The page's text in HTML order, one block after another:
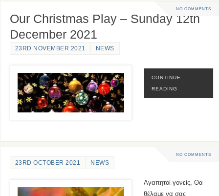
NO COMMENTS
Our Christmas Play – Sunday 12th
December 2021
23RD NOVEMBER 2021 NEWS
CONTINUE
READING
NO COMMENTS
23RD OCTOBER 2021 NEWS
Αγαπητοί γονείς, Θα
θέλαμε να σας